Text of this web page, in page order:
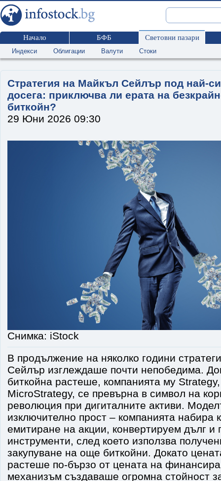
Начало БФБ Световни пазари
Индекси Облигации Валути Стоки
Стратегия на Майкъл Сейлър под най-
досега: приключва ли ерата на
биткойн?
29 Юни 2026 09:30
Снимка: iStock
В продължение на няколко години
Сейлър изглеждаше почти непобедима.
биткойна растеше, компанията му
MicroStrategy, се превърна в символ на
революция при дигиталните активи.
изключително прост – компанията набира
емитиране на акции, конвертируем дълг и
инструменти, след което използва
закупуване на още биткойни. Докато
растеше по-бързо от цената на
механизъм създаваше огромна стойност